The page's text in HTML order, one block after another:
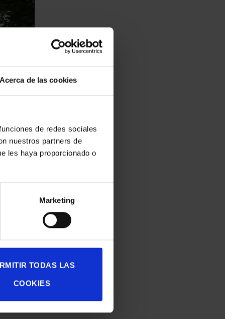
de las cookies
de redes sociales
nuestros partners de
les haya proporcionado o
Marketing
TODAS LAS
COOKIES